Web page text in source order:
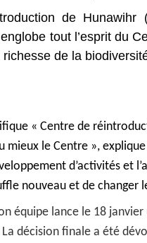
de Hunawihr
tout l’esprit du
de la
« Centre de
mieux le Centre »,
d’activités et
nouveau et de changer
équipe lance le 18
La décision finale a été